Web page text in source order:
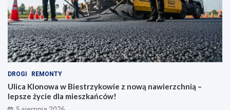
DROGI REMONTY
Ulica Klonowa w Biestrzykowie z nową nawierzchnią –
lepsze życie dla mieszkańców!